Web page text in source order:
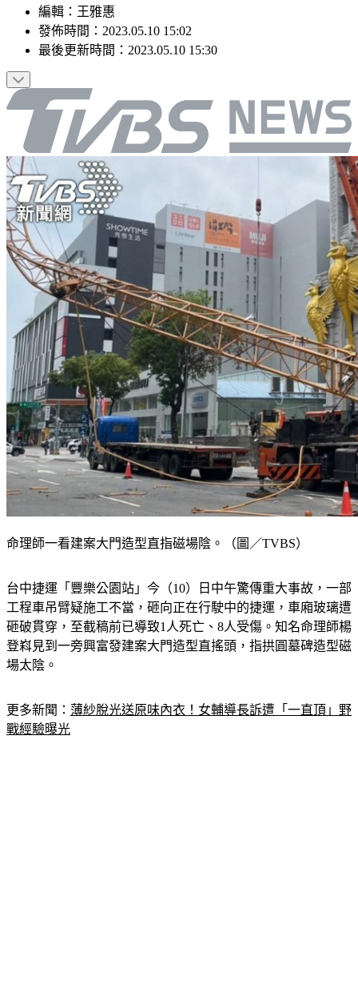
編輯 ： 王雅惠
發佈時間： 2023.05.10 15:02
最後更新時間： 2023.05.10 15:30
命理師一看建案大門造型直指磁場陰。（圖／TVBS）
台中捷運「豐樂公園站」今（10）日中午驚傳重大事故，一部
工程車吊臂疑施工不當，砸向正在行駛中的捷運，車廂玻璃遭
砸破貫穿，至截稿前已導致1人死亡、8人受傷。知名命理師楊
登嵙見到一旁興富發建案大門造型直搖頭，指拱圓墓碑造型磁
場太陰。
更多新聞： 薄紗脫光送原味內衣！女輔導長訴遭「一直頂」野
戰經驗曝光